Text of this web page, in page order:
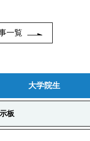
一覧
大学院生
板